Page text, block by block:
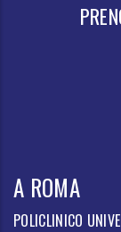
A ROMA
POLICLINICO